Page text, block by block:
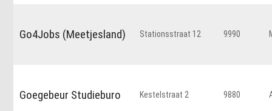
Go4Jobs (Meetjesland) Stationsstraat 12 9990
Goegebeur Studieburo Kestelstraat 2 9880